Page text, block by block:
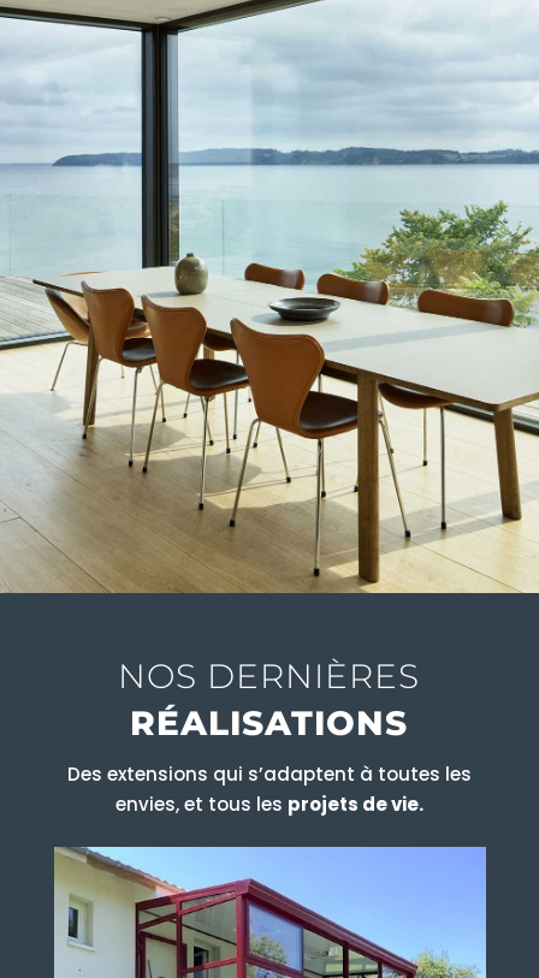
NOS DERNIÈRES
RÉALISATIONS
Des extensions qui s’adaptent à toutes les
envies, et tous les projets de vie.